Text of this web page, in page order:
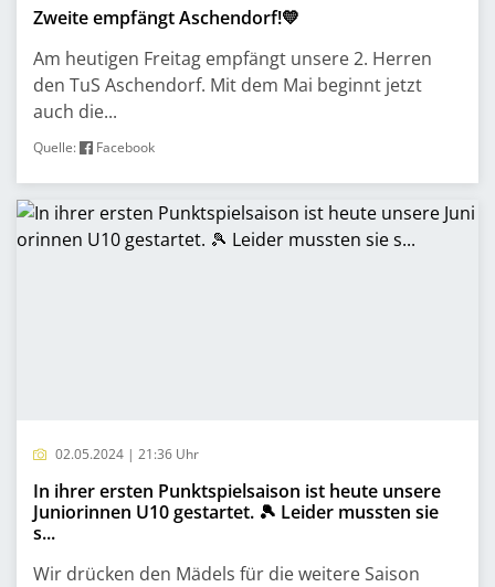
Zweite empfängt Aschendorf!💛
Am heutigen Freitag empfängt unsere 2. Herren
den TuS Aschendorf. Mit dem Mai beginnt jetzt
auch die...
Quelle: Facebook
02.05.2024 | 21:36 Uhr
In ihrer ersten Punktspielsaison ist heute unsere
Juniorinnen U10 gestartet. 🎾 Leider mussten sie
s...
Wir drücken den Mädels für die weitere Saison